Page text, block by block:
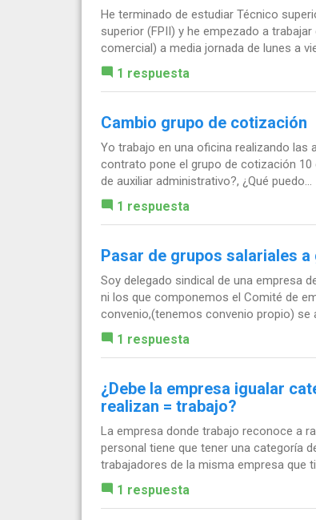
He terminado de estudiar Técnico
superior (FPII) y he empezado a
comercial) a media jornada de lunes a
1 respuesta
Cambio grupo de cotización
Yo trabajo en una oficina realizando las
contrato pone el grupo de cotización 10
de auxiliar administrativo?, ¿Qué puedo...
1 respuesta
Pasar de grupos salariales
Soy delegado sindical de una empresa
ni los que componemos el Comité de
convenio,(tenemos convenio propio) se
1 respuesta
¿Debe la empresa igualar
realizan = trabajo?
La empresa donde trabajo reconoce a
personal tiene que tener una categoría
trabajadores de la misma empresa que
1 respuesta